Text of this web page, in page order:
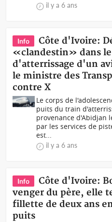
il y a 6 ans
Info
Côte d'Ivoire:
«clandestin» dans
d'atterrissage d'un
le ministre des
contre X
Le corps de
puits du train
provenance d'Abidjan
par les services de
est...
il y a 6 ans
Info
Côte d'Ivoire:
venger du père, elle
fillette de deux ans
puits